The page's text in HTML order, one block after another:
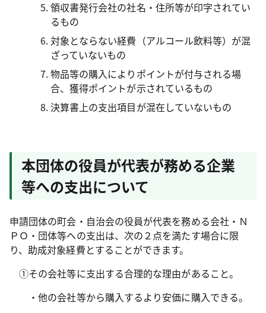
領収書発行会社の社名・住所等が印字されてい
るもの
対象とならない経費（アルコール飲料等）が混
ざっていないもの
物品等の購入によりポイントが付与される場
合、獲得ポイントが示されているもの
決算書上の支出項目が混在していないもの
本団体の役員が代表が務める企業
等への支出について
申請団体の町会・自治会の役員が代表を務める会社・Ｎ
ＰＯ・団体等への支出は、次の２点を満たす場合に限
り、助成対象経費とすることができます。
①その会社等に支出する合理的な理由があること。
・他の会社等から購入するより安価に購入できる。